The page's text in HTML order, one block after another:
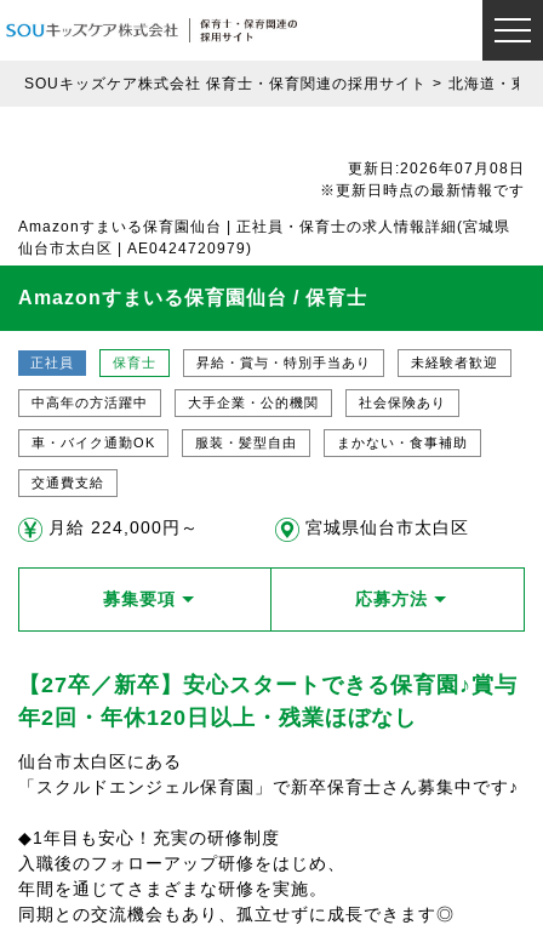
SOUキッズケア株式会社 保育士・保育関連の採用サイト 北海道・東北
更新日:2026年07月08日
※更新日時点の最新情報です
Amazonすまいる保育園仙台 | 正社員・保育士の求人情報詳細(宮城県
仙台市太白区 | AE0424720979)
Amazonすまいる保育園仙台 / 保育士
正社員 保育士 昇給・賞与・特別手当あり 未経験者歓迎
中高年の方活躍中 大手企業・公的機関 社会保険あり
車・バイク通勤OK 服装・髪型自由 まかない・食事補助
交通費支給
月給 224,000円～ 宮城県仙台市太白区
募集要項 応募方法
【27卒／新卒】安心スタートできる保育園♪賞与
年2回・年休120日以上・残業ほぼなし
仙台市太白区にある
「スクルドエンジェル保育園」で新卒保育士さん募集中です♪
◆1年目も安心！充実の研修制度
入職後のフォローアップ研修をはじめ、
年間を通じてさまざまな研修を実施。
同期との交流機会もあり、孤立せずに成長できます◎